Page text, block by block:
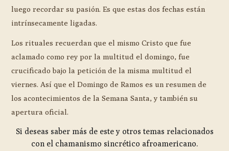
luego recordar su pasión. Es que estas dos fechas están
intrínsecamente ligadas.
Los rituales recuerdan que el mismo Cristo que fue
aclamado como rey por la multitud el domingo, fue
crucificado bajo la petición de la misma multitud el
viernes. Así que el Domingo de Ramos es un resumen de
los acontecimientos de la Semana Santa, y también su
apertura oficial.
Si deseas saber más de este y otros temas relacionados
con el chamanismo sincrético afroamericano.